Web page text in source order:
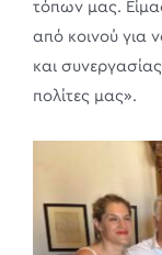
τόπων μας.
από κοινού για
και
πολίτες μας».